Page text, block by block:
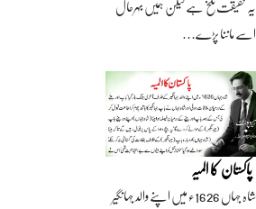
یہ حقیقت تلخ ہے لیکن ہمیں بہرحال
اسے ماننا پڑے…
پاکستان کا المیہ
شاہ جہاں 1626ء میں اپنے والد جہانگیر